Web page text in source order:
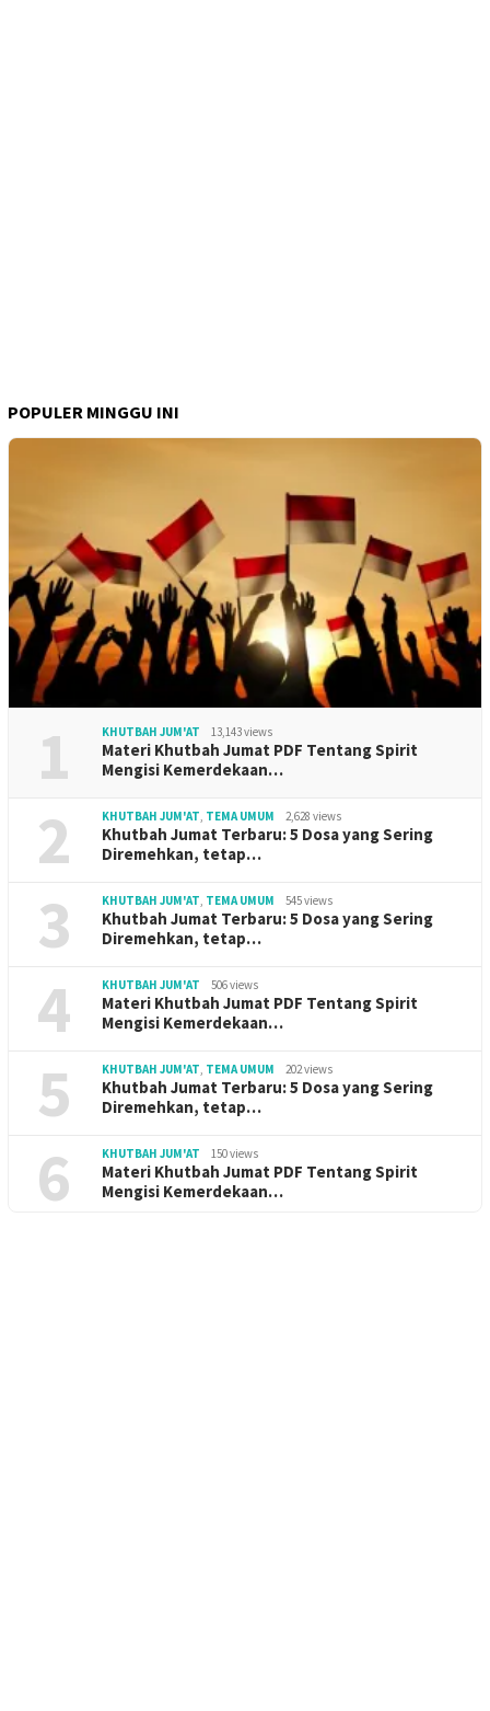
POPULER MINGGU INI
1 KHUTBAH JUM'AT 13,143 views
Materi Khutbah Jumat PDF Tentang Spirit
Mengisi Kemerdekaan…
2 KHUTBAH JUM'AT, TEMA UMUM 2,628 views
Khutbah Jumat Terbaru: 5 Dosa yang Sering
Diremehkan, tetap…
3 KHUTBAH JUM'AT, TEMA UMUM 545 views
Khutbah Jumat Terbaru: 5 Dosa yang Sering
Diremehkan, tetap…
4 KHUTBAH JUM'AT 506 views
Materi Khutbah Jumat PDF Tentang Spirit
Mengisi Kemerdekaan…
5 KHUTBAH JUM'AT, TEMA UMUM 202 views
Khutbah Jumat Terbaru: 5 Dosa yang Sering
Diremehkan, tetap…
6 KHUTBAH JUM'AT 150 views
Materi Khutbah Jumat PDF Tentang Spirit
Mengisi Kemerdekaan…